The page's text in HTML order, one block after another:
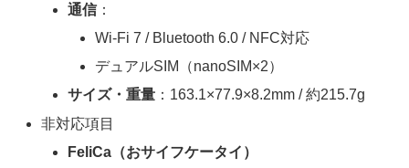
通信：
Wi-Fi 7 / Bluetooth 6.0 / NFC対応
デュアルSIM（nanoSIM×2）
サイズ・重量 ：163.1×77.9×8.2mm / 約215.7g
非対応項目
FeliCa（おサイフケータイ）